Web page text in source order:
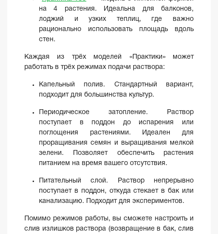
на 4 растения. Идеальна для балконов,
лоджий и узких теплиц, где важно
рационально использовать площадь вдоль
стен.
Каждая из трёх моделей «Практики» может
работать в трёх режимах подачи раствора:
Капельный полив. Стандартный вариант,
подходит для большинства культур.
Периодическое затопление. Раствор
поступает в поддон до испарения или
поглощения растениями. Идеален для
проращивания семян и выращивания мелкой
зелени. Позволяет обеспечить растения
питанием на время вашего отсутствия.
Питательный слой. Раствор непрерывно
поступает в поддон, откуда стекает в бак или
канализацию. Подходит для экспериментов.
Помимо режимов работы, вы сможете настроить и
слив излишков раствора (возвращение в бак, слив